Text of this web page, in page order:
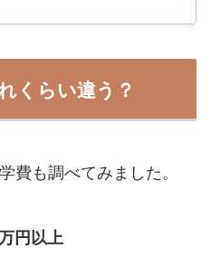
くらい違う？
費も調べてみました。
円以上